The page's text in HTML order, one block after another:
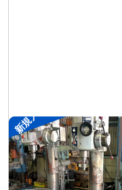
新規入荷
直立ボール盤
メーカー 吉良
形 式 KRTG-540